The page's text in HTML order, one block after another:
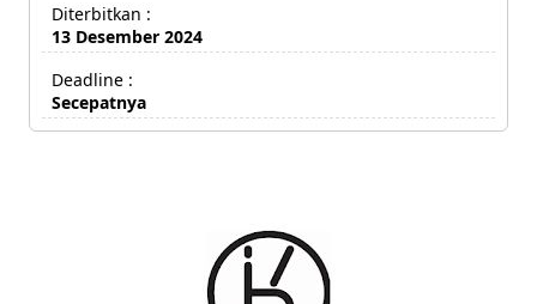
Diterbitkan :
13 Desember 2024
Deadline :
Secepatnya